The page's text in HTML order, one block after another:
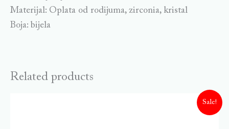
Materijal: Oplata od rodijuma, zirconia, kristal
Boja: bijela
Related products
Sale!